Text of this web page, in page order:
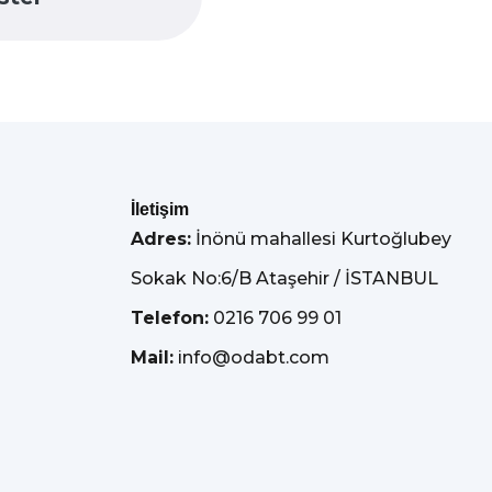
İletişim
Adres:İnönü mahallesi Kurtoğlubey
Sokak No:6/B Ataşehir / İSTANBUL
Telefon:0216 706 99 01
Mail:info@odabt.com